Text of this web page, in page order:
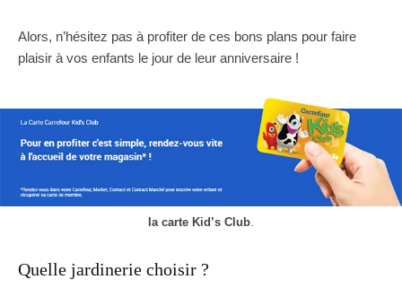
Alors, n’hésitez pas à profiter de ces bons plans pour faire
plaisir à vos enfants le jour de leur anniversaire !
la carte Kid’s Club
Quelle jardinerie choisir ?